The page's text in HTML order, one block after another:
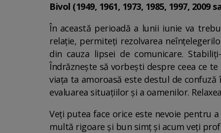
Bivol (1949, 1961, 1973, 1985, 1997, 2009
În această perioadă a lunii iunie va
relație, permiteți rezolvarea
din cauza lipsei de comunicare.
Îndrăznește să vorbești despre ceea ce
viața ta amoroasă este destul de
evaluarea situațiilor și a oamenilor.
Veți putea face orice este nevoie pentru
multă rigoare și bun simț și acum veți